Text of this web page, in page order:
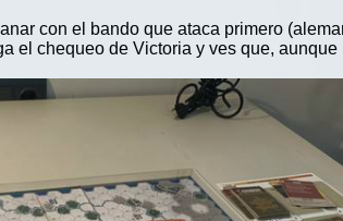
con el bando que ataca primero
el chequeo de Victoria y ves que,